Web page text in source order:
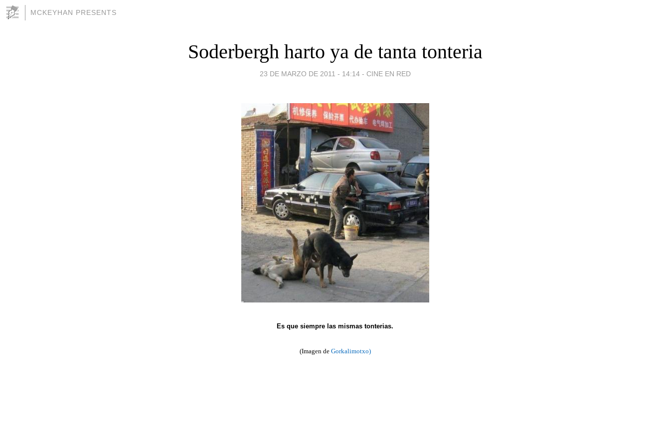
MCKEYHAN PRESENTS
Soderbergh harto ya de tanta tonteria
23 DE MARZO DE 2011 - 14:14 - CINE EN RED
Es que siempre las mismas tonterias.
(Imagen de Gorkalimotxo)